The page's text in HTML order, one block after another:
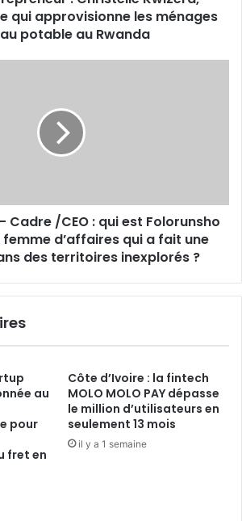
qui approvisionne les ménages
potable au Rwanda
Cadre /CEO : qui est Folorunsho
d’affaires qui a fait une
des territoires inexplorés ?
au
pour
fret en
Côte d’Ivoire : la fintech
MOLO MOLO PAY dépasse
le million d’utilisateurs en
seulement 13 mois
il y a 1 semaine